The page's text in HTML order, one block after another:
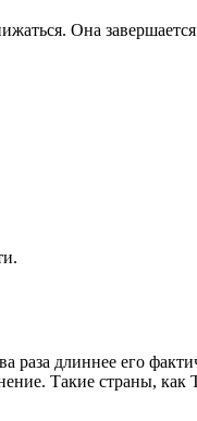
Она
раза длиннее его
Такие страны, как